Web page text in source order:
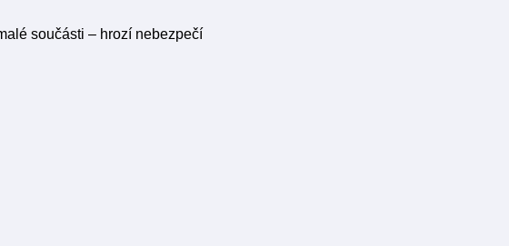
součásti – hrozí nebezpečí